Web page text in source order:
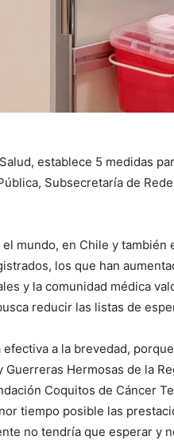
establece 5 medidas
Subsecretaría de
mundo, en Chile y
los que han
y la comunidad médica
reducir las listas de
a la brevedad,
Hermosas de la
Coquitos de Cáncer
tiempo posible las
no tendría que esperar